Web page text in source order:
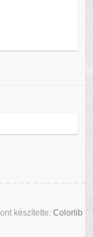
készítette: Colorlib